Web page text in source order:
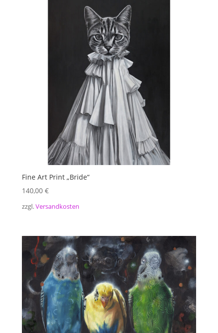
Fine Art Print „Bride“
140,00 €
zzgl.Versandkosten